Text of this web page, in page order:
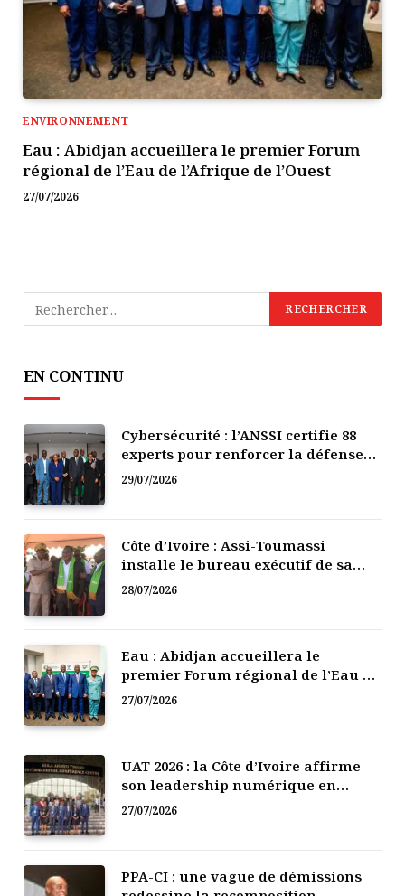
ENVIRONNEMENT
Eau : Abidjan accueillera le premier Forum
régional de l’Eau de l’Afrique de l’Ouest
27/07/2026
EN CONTINU
Cybersécurité : l’ANSSI certifie 88
experts pour renforcer la défense
numérique de la Côte d’Ivoire
29/07/2026
Côte d’Ivoire : Assi-Toumassi
installe le bureau exécutif de sa
mutuelle de développement
28/07/2026
Eau : Abidjan accueillera le
premier Forum régional de l’Eau de
l’Afrique de l’Ouest
27/07/2026
UAT 2026 : la Côte d’Ivoire affirme
son leadership numérique en
Afrique
27/07/2026
PPA-CI : une vague de démissions